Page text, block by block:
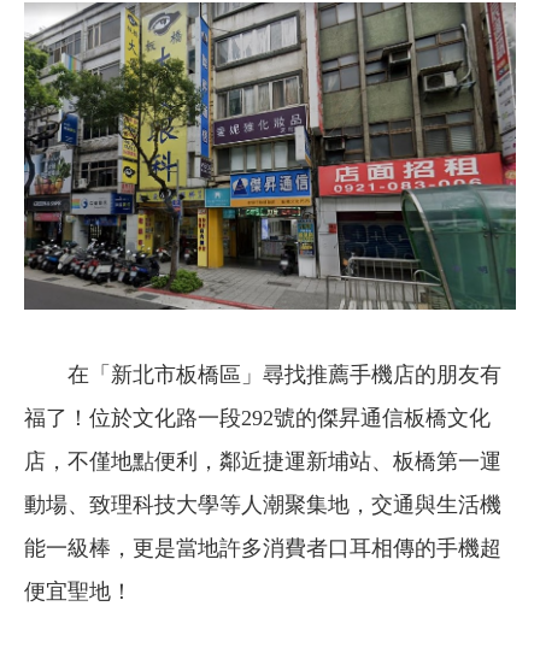
在「新北市板橋區」尋找推薦手機店的朋友有
福了！位於文化路一段292號的傑昇通信板橋文化
店，不僅地點便利，鄰近捷運新埔站、板橋第一運
動場、致理科技大學等人潮聚集地，交通與生活機
能一級棒，更是當地許多消費者口耳相傳的手機超
便宜聖地！